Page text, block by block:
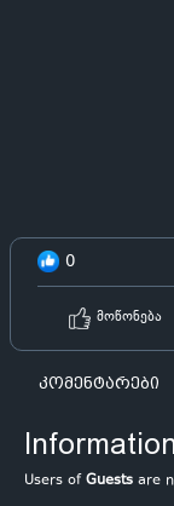
0
მოწონება
კომენტარები
Users ofGuests are